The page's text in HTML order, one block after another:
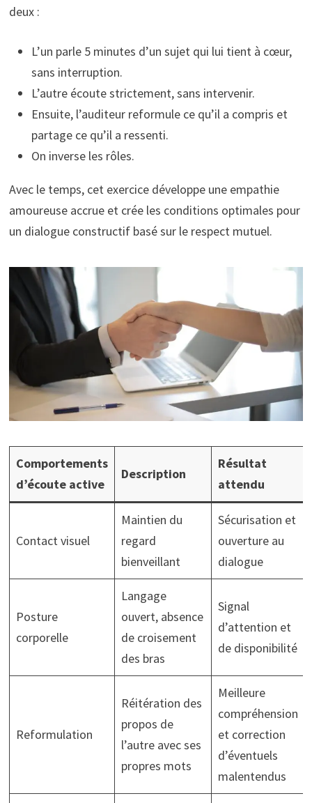
deux :
L’un parle 5 minutes d’un sujet qui lui tient à cœur,
sans interruption.
L’autre écoute strictement, sans intervenir.
Ensuite, l’auditeur reformule ce qu’il a compris et
partage ce qu’il a ressenti.
On inverse les rôles.
Avec le temps, cet exercice développe une empathie
amoureuse accrue et crée les conditions optimales pour
un dialogue constructif basé sur le respect mutuel.
Comportements
d’écoute active
Description
Résultat
attendu
Contact visuel
Maintien du
regard
bienveillant
Sécurisation et
ouverture au
dialogue
Posture
corporelle
Langage
ouvert, absence
de croisement
des bras
Signal
d’attention et
de disponibilité
Reformulation
Réitération des
propos de
l’autre avec ses
propres mots
Meilleure
compréhension
et correction
d’éventuels
malentendus